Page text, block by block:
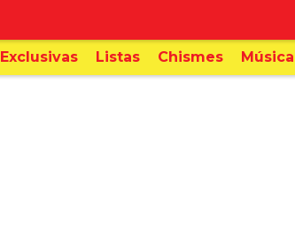
Exclusivas Listas Chismes Música